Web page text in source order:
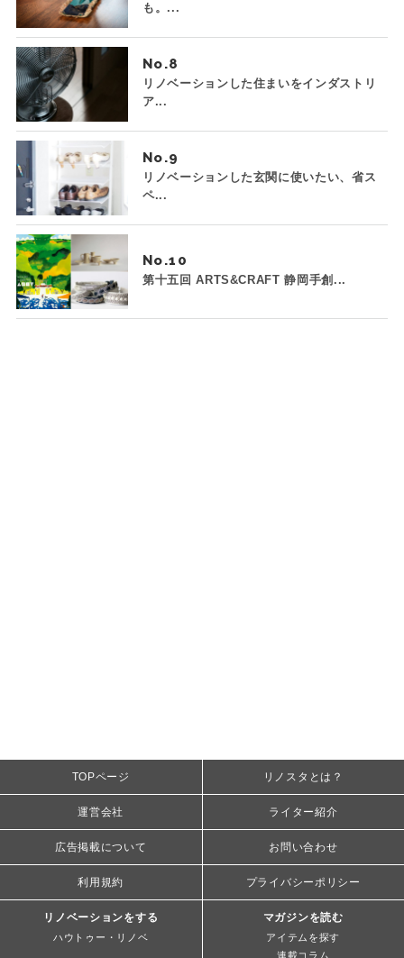
も。...
No.
リノベーションした住まいをインダストリ
ア...
No.
リノベーションした玄関に使いたい、省ス
ペ...
No.
第十五回 ARTS&CRAFT 静岡手創...
TOPページ リノスタとは？
運営会社 ライター紹介
広告掲載について お問い合わせ
利用規約 プライバシーポリシー
リノベーションをする
ハウトゥー・リノベ
マガジンを読む
アイテムを探す
連載コラム